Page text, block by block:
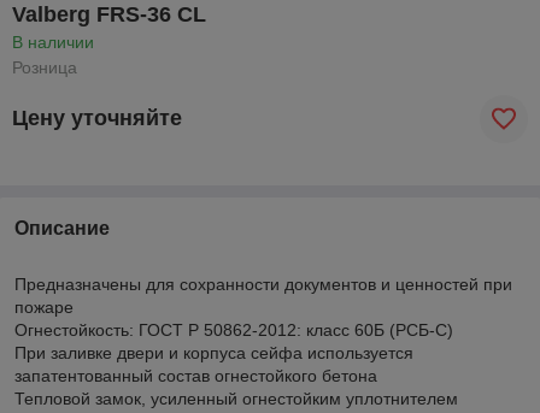
Valberg FRS-36 CL
В наличии
Розница
Цену уточняйте
Описание
Предназначены для сохранности документов и ценностей при
пожаре
Огнестойкость: ГОСТ Р 50862-2012: класс 60Б (РСБ-С)
При заливке двери и корпуса сейфа используется
запатентованный состав огнестойкого бетона
Тепловой замок, усиленный огнестойким уплотнителем